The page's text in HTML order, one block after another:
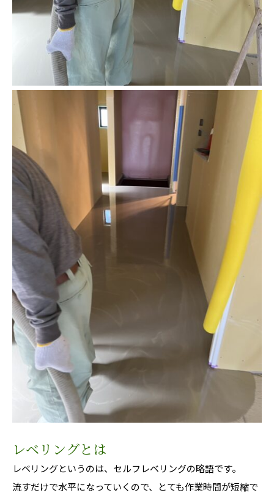
レベリングとは
レベリングというのは、セルフレベリングの略語です。
流すだけで水平になっていくので、とても作業時間が短縮で